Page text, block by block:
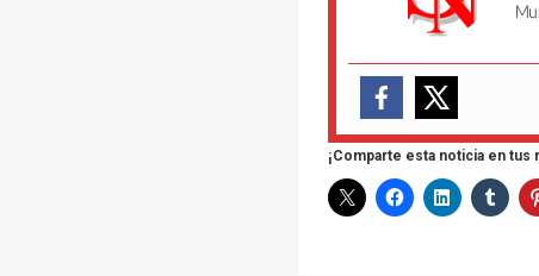
¡Comparte esta noticia en